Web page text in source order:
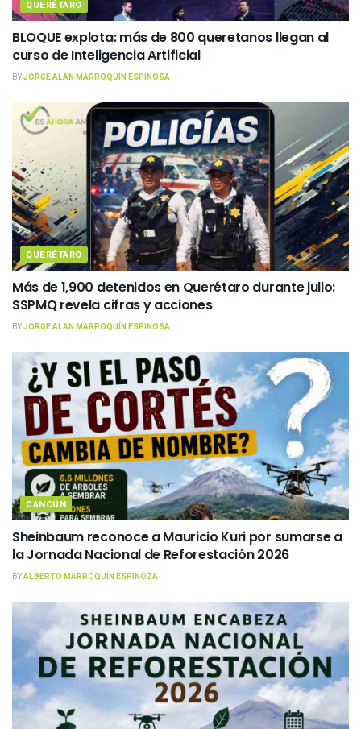
QUERÉTARO
BLOQUE explota: más de 800 queretanos llegan al
curso de Inteligencia Artificial
BYJORGE ALAN MARROQUÍN ESPINOSA
QUERÉTARO
Más de 1,900 detenidos en Querétaro durante julio:
SSPMQ revela cifras y acciones
BYJORGE ALAN MARROQUÍN ESPINOSA
CANCÚN
Sheinbaum reconoce a Mauricio Kuri por sumarse a
la Jornada Nacional de Reforestación 2026
BYALBERTO MARROQUÍN ESPINOZA